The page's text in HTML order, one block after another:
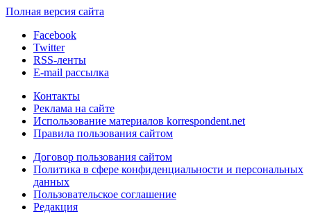
Полная версия сайта
Facebook
Twitter
RSS-ленты
E-mail рассылка
Контакты
Реклама на сайте
Использование материалов korrespondent.net
Правила пользования сайтом
Договор пользования сайтом
Политика в сфере конфиденциальности и персональных
данных
Пользовательское соглашение
Редакция